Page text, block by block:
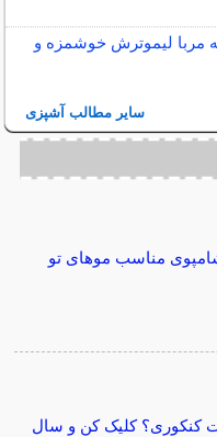
مربا لیموترش خوشمزه و
سایر مطالب آشپزی
مناسب موهای تو
کنکوری؟ کلیک کن و سال